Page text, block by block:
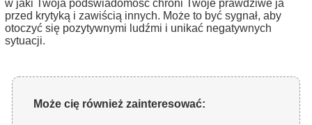
w jaki Twoja podświadomość chroni Twoje prawdziwe ja
przed krytyką i zawiścią innych. Może to być sygnał, aby
otoczyć się pozytywnymi ludźmi i unikać negatywnych
sytuacji.
Może cię również zainteresować: